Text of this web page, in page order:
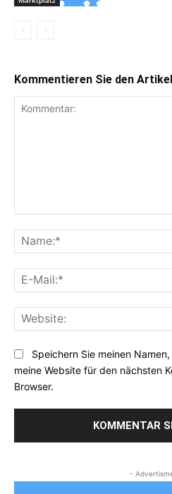
Kommentieren Sie den Artikel
Speichern Sie meinen
meine Website für den nächsten
Browser.
-